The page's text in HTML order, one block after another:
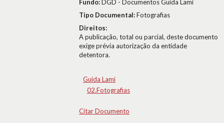
Fundo:DGD - Documentos Guida Lami
Tipo Documental:Fotografias
Direitos:
A publicação, total ou parcial, deste documento
exige prévia autorização da entidade
detentora.
Guida Lami
02.Fotografias
Citar Documento